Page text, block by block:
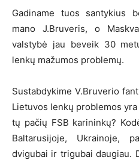
Gadiname tuos santykius
mano J.Bruveris, o
valstybė jau beveik 30
lenkų mažumos problemų.
Sustabdykime V.Bruverio
Lietuvos lenkų problemos
tų pačių FSB karininkų?
Baltarusijoje, Ukrainoje,
dvigubai ir trigubai daugiau.